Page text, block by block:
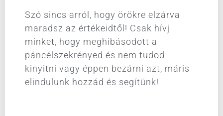
Szó sincs arról, hogy örökre elzárva
maradsz az értékeidtől! Csak hívj
minket, hogy meghibásodott a
páncélszekrényed és nem tudod
kinyitni vagy éppen bezárni azt, máris
elindulunk hozzád és segítünk!